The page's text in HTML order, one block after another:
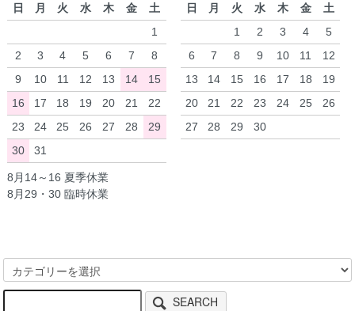
日
月 火 水 木 金
土
1
2
3 4 5 6 7
8
9
10 11 12 13 14
15
16
17 18 19 20 21
22
23
24 25 26 27 28
29
30
31
日
月 火 水 木 金
土
1
2 3 4
5
6
7 8 9 10 11
12
13
14 15 16 17 18
19
20
21 22 23 24 25
26
27
28 29 30
8月14～16 夏季休業
8月29・30 臨時休業
SEARCH